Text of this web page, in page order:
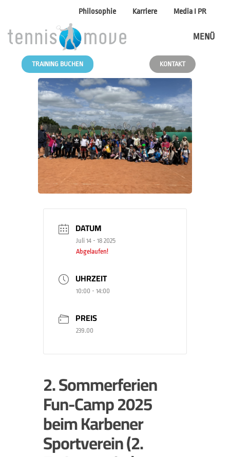
Philosophie Karriere Media I PR
MENÜ
TRAINING BUCHEN KONTAKT
DATUM
Juli 14 - 18 2025
Abgelaufen!
UHRZEIT
10:00 - 14:00
PREIS
239.00
2. Sommerferien
Fun-Camp 2025
beim Karbener
Sportverein (2.